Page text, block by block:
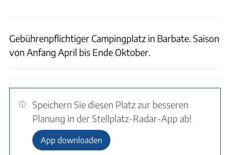
Gebührenpflichtiger Campingplatz in Barbate. Saison
von Anfang April bis Ende Oktober.
Speichern Sie diesen Platz zur besseren
Planung in der Stellplatz-Radar-App ab!
App downloaden